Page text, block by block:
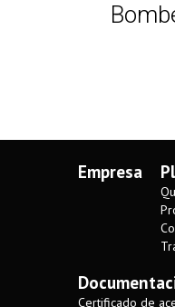
Empresa
Certificado de